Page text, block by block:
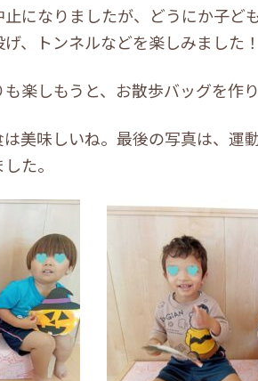
になりましたが、どうにか子ど
、トンネルなどを楽しみました！
楽しもうと、お散歩バッグを作
美味しいね。最後の写真は、運
た。